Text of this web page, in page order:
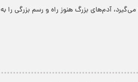
آدم‌های بزرگ هنوز راه و رسم بزرگی را به